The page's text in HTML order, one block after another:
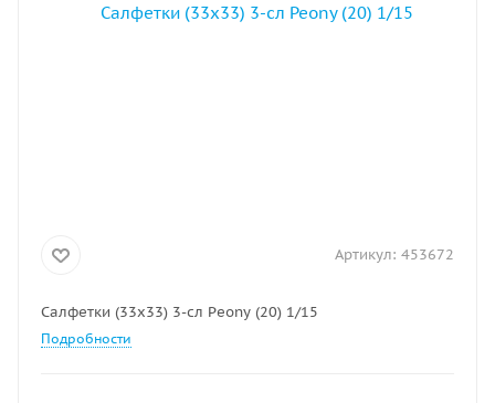
Артикул: 453672
Салфетки (33х33) 3-сл Peony (20) 1/15
Подробности